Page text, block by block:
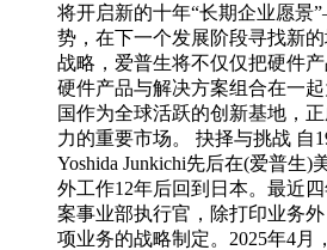
将开启新的十年“长期企业愿
势，在下一个发展阶段寻找新
战略，爱普生将不仅仅把硬件
硬件产品与解决方案组合在一
国作为全球活跃的创新基地，
力的重要市场。 抉择与挑战 自
Yoshida Junkichi先后在(爱普生
外工作12年后回到日本。最近
案事业部执行官，除打印业务
项业务的战略制定。2025年4月